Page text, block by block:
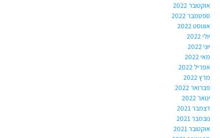
אוקטובר 2022
ספטמבר 2022
אוגוסט 2022
יולי 2022
יוני 2022
מאי 2022
אפריל 2022
מרץ 2022
פברואר 2022
ינואר 2022
דצמבר 2021
נובמבר 2021
אוקטובר 2021